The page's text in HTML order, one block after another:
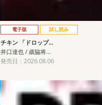
電子版 試し読み
チキン 「ドロップ…
井口達也 / 歳脇将…
発売日：2026.08.06